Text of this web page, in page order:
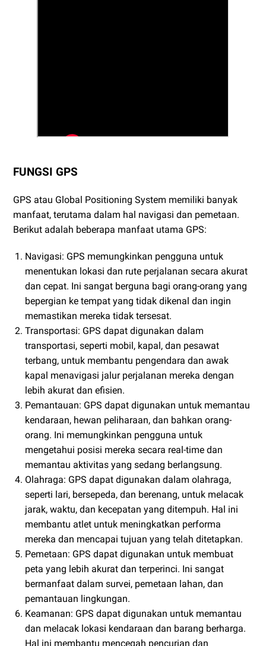
FUNGSI GPS
GPS atau Global Positioning System memiliki banyak
manfaat, terutama dalam hal navigasi dan pemetaan.
Berikut adalah beberapa manfaat utama GPS:
Navigasi: GPS memungkinkan pengguna untuk
menentukan lokasi dan rute perjalanan secara akurat
dan cepat. Ini sangat berguna bagi orang-orang yang
bepergian ke tempat yang tidak dikenal dan ingin
memastikan mereka tidak tersesat.
Transportasi: GPS dapat digunakan dalam
transportasi, seperti mobil, kapal, dan pesawat
terbang, untuk membantu pengendara dan awak
kapal menavigasi jalur perjalanan mereka dengan
lebih akurat dan efisien.
Pemantauan: GPS dapat digunakan untuk memantau
kendaraan, hewan peliharaan, dan bahkan orang-
orang. Ini memungkinkan pengguna untuk
mengetahui posisi mereka secara real-time dan
memantau aktivitas yang sedang berlangsung.
Olahraga: GPS dapat digunakan dalam olahraga,
seperti lari, bersepeda, dan berenang, untuk melacak
jarak, waktu, dan kecepatan yang ditempuh. Hal ini
membantu atlet untuk meningkatkan performa
mereka dan mencapai tujuan yang telah ditetapkan.
Pemetaan: GPS dapat digunakan untuk membuat
peta yang lebih akurat dan terperinci. Ini sangat
bermanfaat dalam survei, pemetaan lahan, dan
pemantauan lingkungan.
Keamanan: GPS dapat digunakan untuk memantau
dan melacak lokasi kendaraan dan barang berharga.
Hal ini membantu mencegah pencurian dan